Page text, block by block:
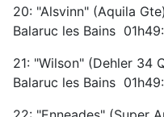
20: "Alsvinn" (Aquila
Balaruc les Bains
21: "Wilson" (Dehler 34
Balaruc les Bains